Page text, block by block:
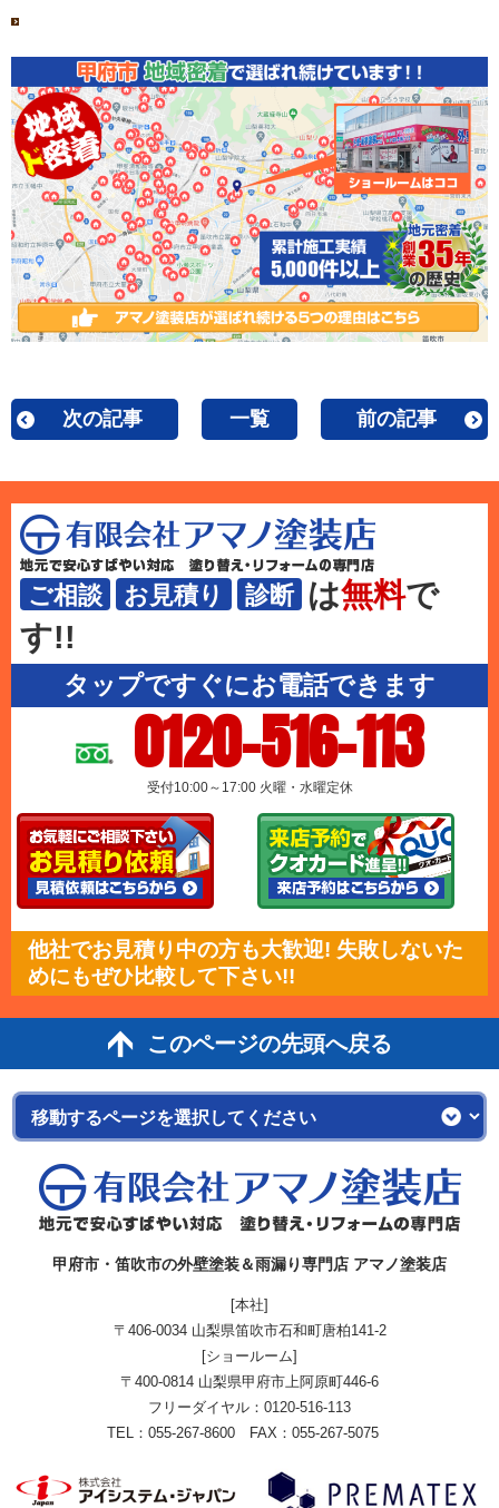
次の記事 一覧 前の記事
ご相談 お見積り 診断 は無料で
す!!
タップですぐにお電話できます
0120-516-113
受付10:00～17:00 火曜・水曜定休
他社でお見積り中の方も大歓迎! 失敗しないた
めにもぜひ比較して下さい!!
このページの先頭へ戻る
甲府市・笛吹市の外壁塗装＆雨漏り専門店 アマノ塗装店
[本社]
〒406-0034 山梨県笛吹市石和町唐柏141-2
[ショールーム]
〒400-0814 山梨県甲府市上阿原町446-6
フリーダイヤル： 0120-516-113
TEL：055-267-8600 FAX：055-267-5075